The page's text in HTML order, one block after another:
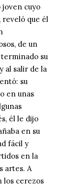
cuyo
reveló que él
de un
su
al salir de la
su
en unas
él le dijo
en su
fácil y
en la
artes. A
los cerezos